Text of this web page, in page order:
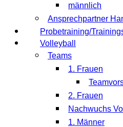
männlich
Ansprechpartner
Probetraining/
Volleyball
Teams
1. Frauen
2. Frauen
Nachwuchs
1. Männer